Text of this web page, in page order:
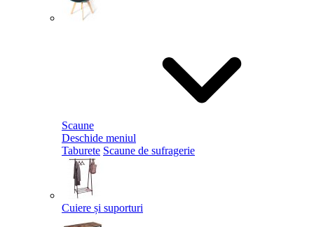
Scaune
Deschide meniul
Taburete Scaune de sufragerie
Cuiere și suporturi